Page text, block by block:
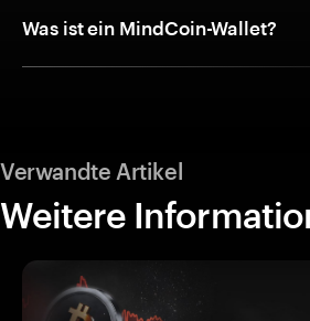
Was ist ein MindCoin-Wallet?
Verwandte Artikel
Weitere